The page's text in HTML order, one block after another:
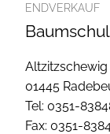
ENDVERKAUF
Altzitzschewig
01445
Tel: 0351-
Fax: 0351-